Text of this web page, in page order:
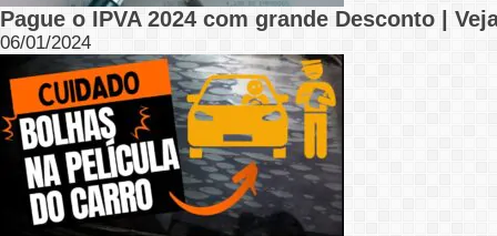
Pague o IPVA 2024 com grande Desconto |
06/01/2024